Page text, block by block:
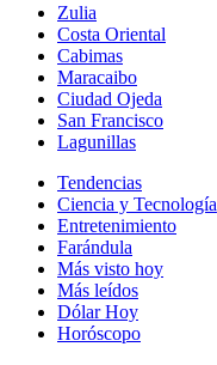
Zulia
Costa Oriental
Cabimas
Maracaibo
Ciudad Ojeda
San Francisco
Lagunillas
Tendencias
Ciencia y Tecnología
Entretenimiento
Farándula
Más visto hoy
Más leídos
Dólar Hoy
Horóscopo